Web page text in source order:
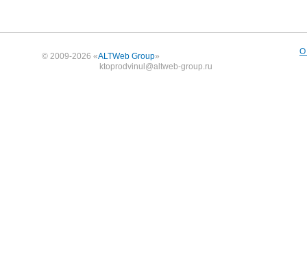
© 2009-2026 «ALTWeb Group»
ktoprodvinul@altweb-group.ru
О